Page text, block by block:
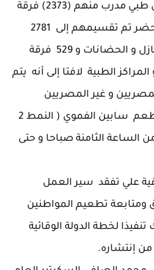
من خلال عدد (٣٣١٠) فريق طبي مدرب منهم (2373) فرقة
فرقة متحركة تجوب المنازل و الحضانات و 529 فرقة
الطبية لافتا إلى أنه يتم
و غير المصريين
المقيمين بالمحافظة بطعم سابين الفموي ( النمط 2
الساعة الثامنة صباحا و حتى
علي تفقد سير العمل
ومتابعة تطعيم المواطنين
لخطة الدولة الوقائية
إنتشاره.